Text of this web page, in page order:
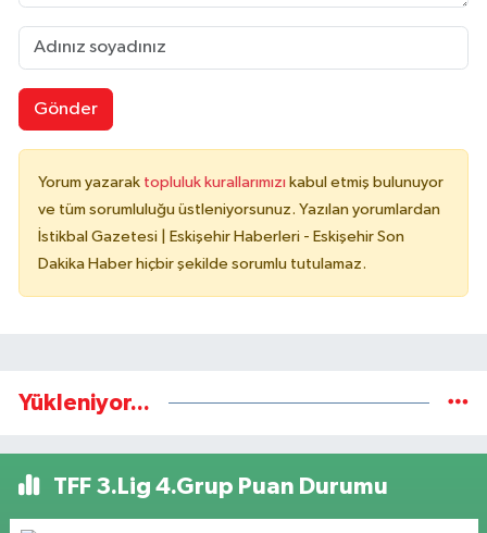
Gönder
Yorum yazarak topluluk kurallarımızı kabul etmiş bulunuyor
ve tüm sorumluluğu üstleniyorsunuz. Yazılan yorumlardan
İstikbal Gazetesi | Eskişehir Haberleri - Eskişehir Son
Dakika Haber hiçbir şekilde sorumlu tutulamaz.
Yükleniyor...
TFF 3.Lig 4.Grup Puan Durumu